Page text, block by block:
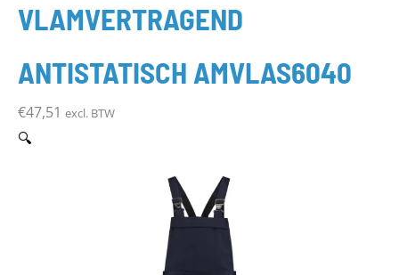
VLAMVERTRAGEND
ANTISTATISCH AMVLAS6040
€47,51 excl. BTW
🔍